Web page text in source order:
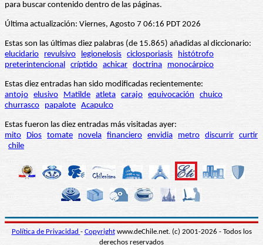
para buscar contenido dentro de las páginas.
Última actualización: Viernes, Agosto 7 06:16 PDT 2026
Estas son las últimas diez palabras (de 15.865) añadidas al diccionario:
elucidario
revulsivo legionelosis ciclosporiasis
histótrofo
preterintencional críptido achicar doctrina monocárpico
Estas diez entradas han sido modificadas recientemente:
antojo elusivo Matilde atleta carajo equivocación
chuico
churrasco
papalote Acapulco
Estas fueron las diez entradas más visitadas ayer:
mito
Dios tomate novela financiero envidia metro discurrir curtir
chile
Política de Privacidad - Copyrightwww.deChile.net. (c) 2001-2026 - Todos los
derechos reservados